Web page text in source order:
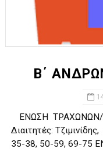
Β΄
ΕΝΩΣΗ
Διαιτητές:
35-38, 50-59, 69-75